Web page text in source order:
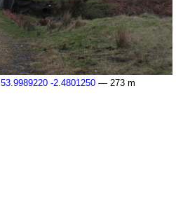
53.9989220 -2.4801250— 273 m